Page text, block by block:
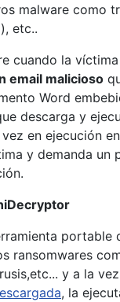
malware como
etc..
cuando la
email malicioso
Word
descarga y
en ejecución
y demanda un
portable
ransomwares
y a la
, la